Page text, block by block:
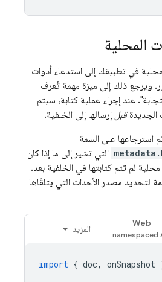
المحلية
في تطبيقك إلى استدعاء أدوات
ويرجع ذلك إلى ميزة مهمة تُعرف
عند إجراء عملية كتابة، سيتم
الجديدةقبل إرسالها إلى الخلفية.
استرجاعها على السمة
التي تشير إلى ما إذا كان
لم تتم كتابتها في الخلفية بعد.
لتحديد مصدر الأحداث التي يتلقّاها
Web
المزيد
import { doc, onSnapshot